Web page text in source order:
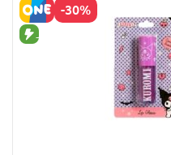
-30%
JAUNA PRECE